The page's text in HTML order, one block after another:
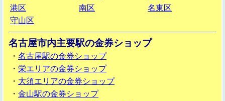
港区
南区
名東区
守山区
名古屋市内主要駅の金券ショップ
・ 名古屋駅の金券ショップ
・ 栄エリアの金券ショップ
・ 大須エリアの金券ショップ
・ 金山駅の金券ショップ